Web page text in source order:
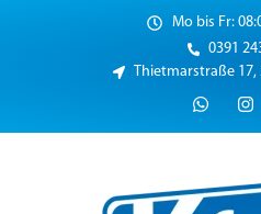
Mo bis Fr:
0391
Thietmarstraße